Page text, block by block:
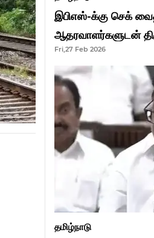
இபிஎஸ்-க்கு செக்
ஆதரவாளர்களுடன்
Fri,27 Feb 2026
தமிழ்நாடு